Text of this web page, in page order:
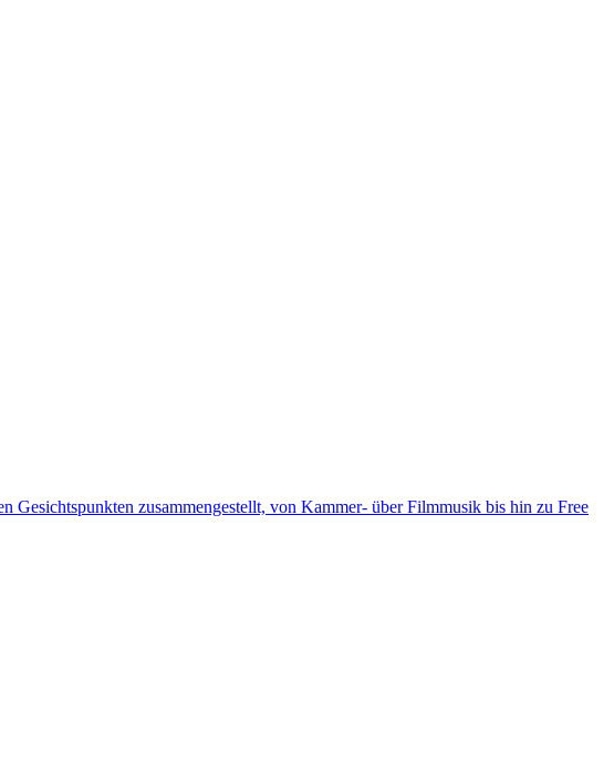
Gesichtspunkten zusammengestellt, von Kammer- über Filmmusik bis hin zu Free